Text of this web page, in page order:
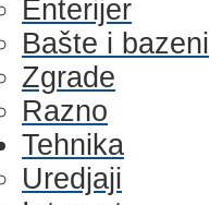
Enterijer
Bašte i bazeni
Zgrade
Razno
Tehnika
Uredjaji